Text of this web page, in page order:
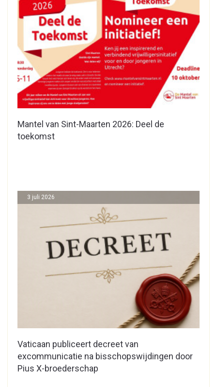
Mantel van Sint-Maarten 2026: Deel de
toekomst
Vaticaan publiceert decreet van
excommunicatie na bisschopswijdingen door
Pius X-broederschap
3 juli 2026